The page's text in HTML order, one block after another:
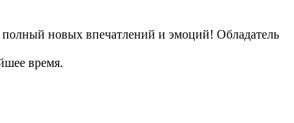
новых впечатлений и эмоций! Обладатель
время.